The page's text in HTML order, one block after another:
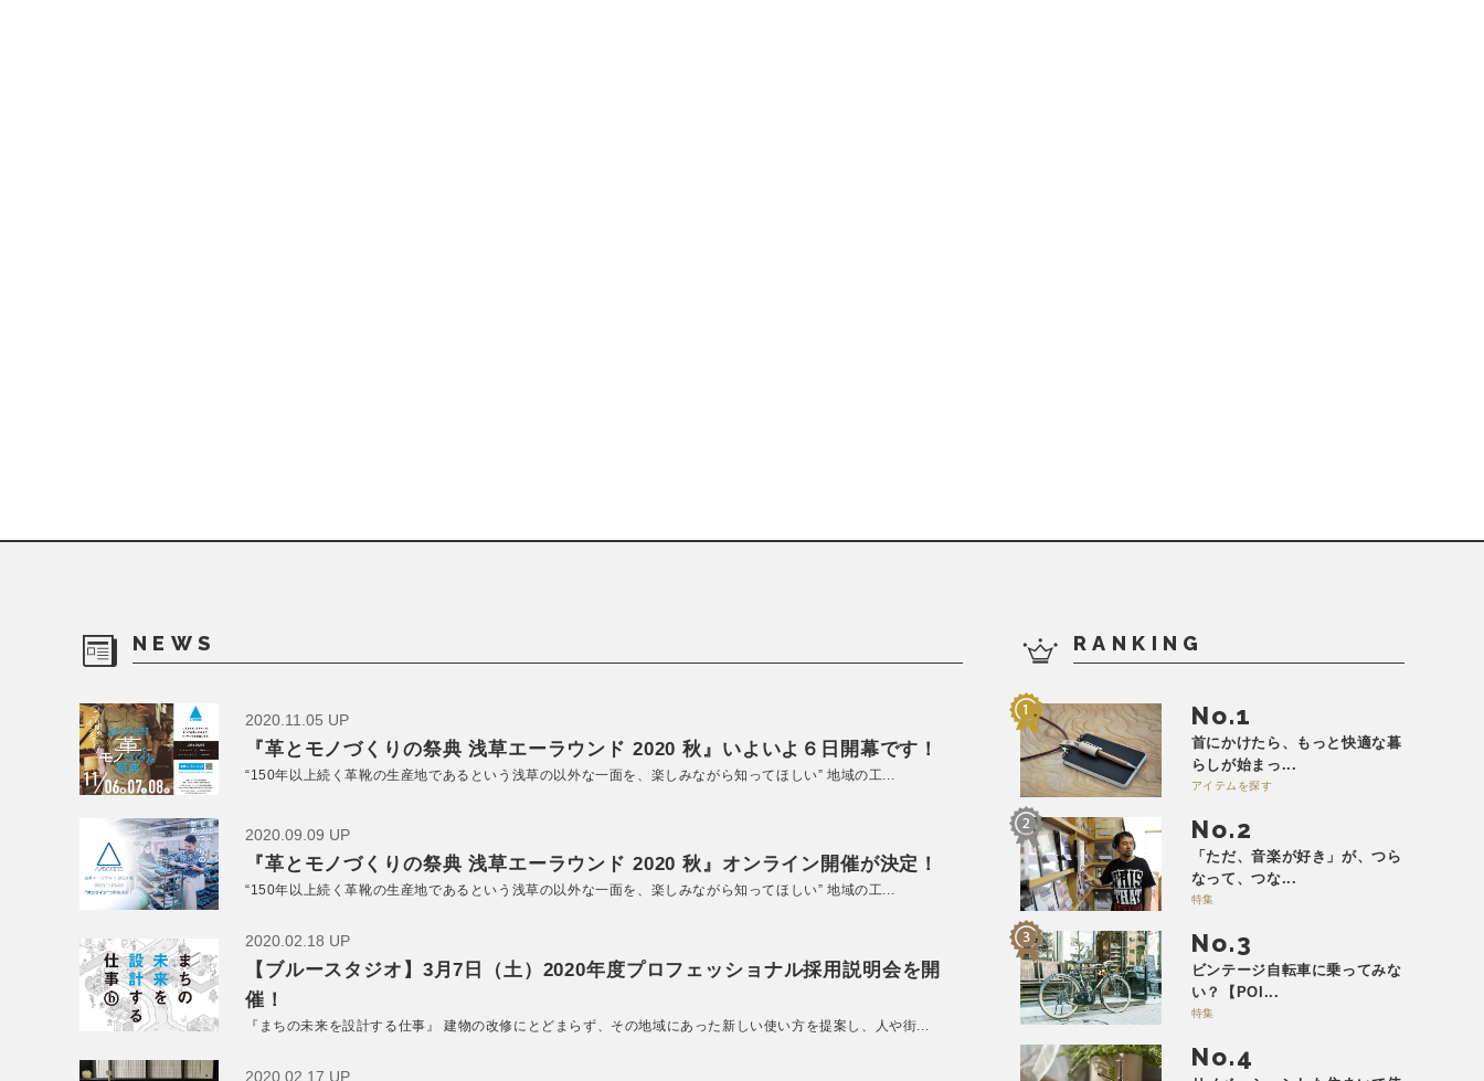
NEWS
2020.11.05 UP
『革とモノづくりの祭典 浅草エーラウンド 2020 秋』いよいよ６日開幕です！
“150年以上続く革靴の生産地であるという浅草の以外な一面を、楽しみながら知ってほしい” 地域の工...
2020.09.09 UP
『革とモノづくりの祭典 浅草エーラウンド 2020 秋』オンライン開催が決定！
“150年以上続く革靴の生産地であるという浅草の以外な一面を、楽しみながら知ってほしい” 地域の工...
2020.02.18 UP
【ブルースタジオ】3月7日（土）2020年度プロフェッショナル採用説明会を開
催！
『まちの未来を設計する仕事』 建物の改修にとどまらず、その地域にあった新しい使い方を提案し、人や街...
2020.02.17 UP
RANKING
No.
首にかけたら、もっと快適な暮
らしが始まっ...
アイテムを探す
No.
「ただ、音楽が好き」が、つら
なって、つな...
特集
No.
ビンテージ自転車に乗ってみな
い？【POI...
特集
No.